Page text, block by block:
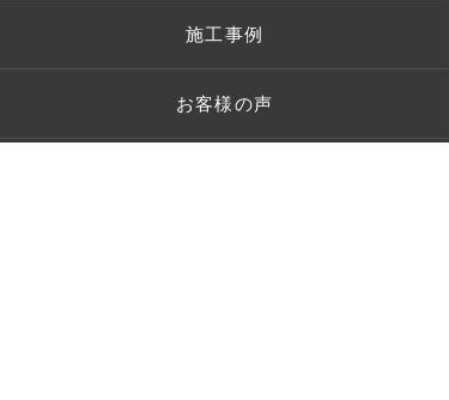
施工事例
お客様の声